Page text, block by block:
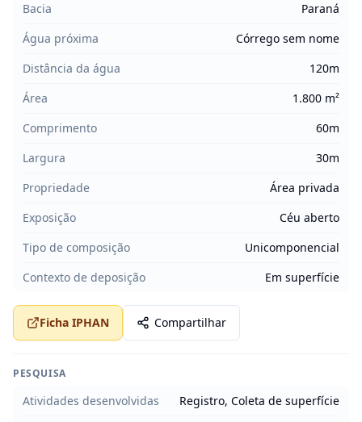
Bacia
Paraná
Água próxima
Córrego sem nome
Distância da água
120m
Área
1.800 m²
Comprimento
60m
Largura
30m
Propriedade
Área privada
Exposição
Céu aberto
Tipo de composição
Unicomponencial
Contexto de deposição
Em superfície
Ficha IPHAN Compartilhar
PESQUISA
Atividades desenvolvidas
Registro, Coleta de superfície